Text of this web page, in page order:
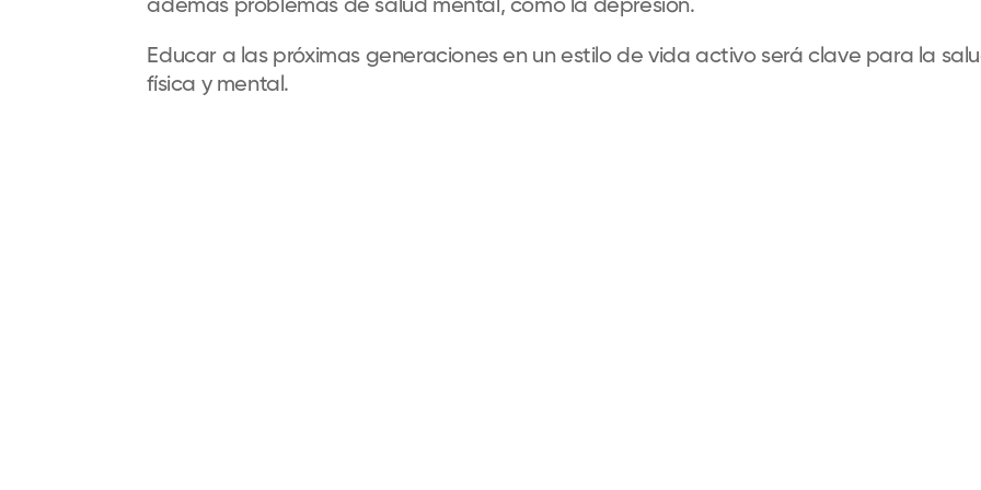
además problemas de salud mental, como la depresión.
Educar a las próximas generaciones en un estilo de vida activo será clave para la
física y mental.